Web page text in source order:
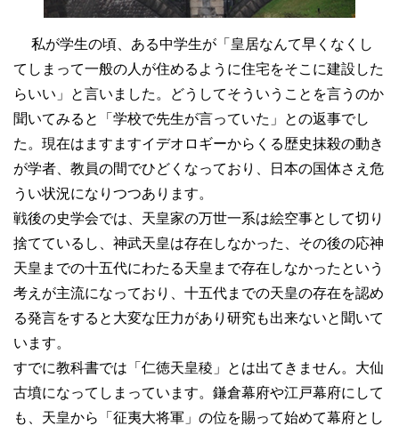
私が学生の頃、ある中学生が「皇居なんて早くなくし
てしまって一般の人が住めるように住宅をそこに建設した
らいい」と言いました。どうしてそういうことを言うのか
聞いてみると「学校で先生が言っていた」との返事でし
た。現在はますますイデオロギーからくる歴史抹殺の動き
が学者、教員の間でひどくなっており、日本の国体さえ危
うい状況になりつつあります。
戦後の史学会では、天皇家の万世一系は絵空事として切り
捨てているし、神武天皇は存在しなかった、その後の応神
天皇までの十五代にわたる天皇まで存在しなかったという
考えが主流になっており、十五代までの天皇の存在を認め
る発言をすると大変な圧力があり研究も出来ないと聞いて
います。
すでに教科書では「仁徳天皇稜」とは出てきません。大仙
古墳になってしまっています。鎌倉幕府や江戸幕府にして
も、天皇から「征夷大将軍」の位を賜って始めて幕府とし